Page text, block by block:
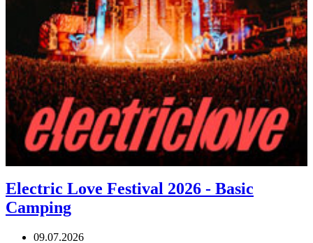
Electric Love Festival 2026 - Basic
Camping
09.07.2026